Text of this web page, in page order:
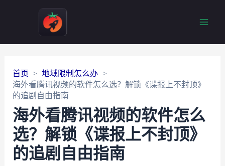
首页
地域限制怎么办
海外看腾讯视频的软件怎么选？解锁《谍报上不封顶》
的追剧自由指南
海外看腾讯视频的软件怎么
选？解锁《谍报上不封顶》
的追剧自由指南